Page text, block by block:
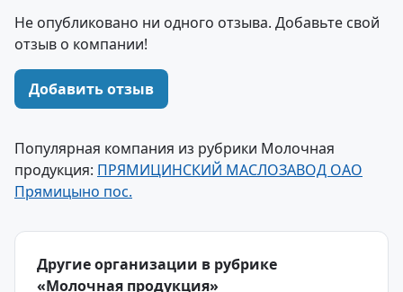
Не опубликовано ни одного отзыва. Добавьте свой
отзыв о компании!
Добавить отзыв
Популярная компания из рубрики Молочная
продукция: ПРЯМИЦИНСКИЙ МАСЛОЗАВОД ОАО
Прямицыно пос.
Другие организации в рубрике
«Молочная продукция»